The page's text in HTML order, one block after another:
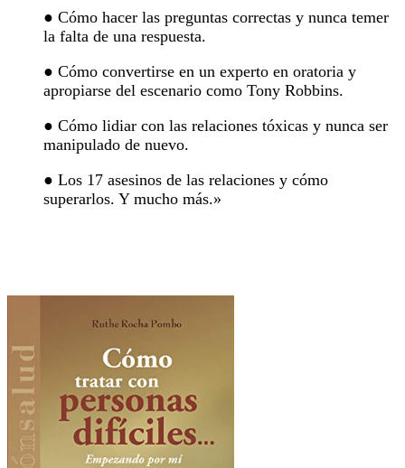
● Cómo hacer las preguntas correctas y nunca temer
la falta de una respuesta.
● Cómo convertirse en un experto en oratoria y
apropiarse del escenario como Tony Robbins.
● Cómo lidiar con las relaciones tóxicas y nunca ser
manipulado de nuevo.
● Los 17 asesinos de las relaciones y cómo
superarlos. Y mucho más.»